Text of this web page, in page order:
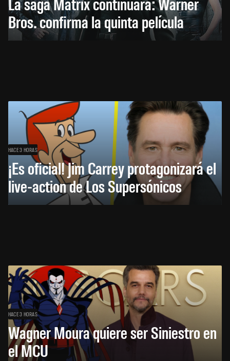
Bros. confirma la quinta película
HACE 3 HORAS
¡Es oficial! Jim Carrey protagonizará el
live-action de Los Supersónicos
HACE 3 HORAS
Wagner Moura quiere ser Siniestro en
el MCU